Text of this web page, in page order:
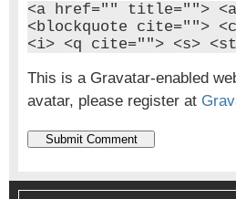
<a href="" title="">
<blockquote cite="">
<i> <q cite=""> <s>
This is a Gravatar-enabled
avatar, please register at